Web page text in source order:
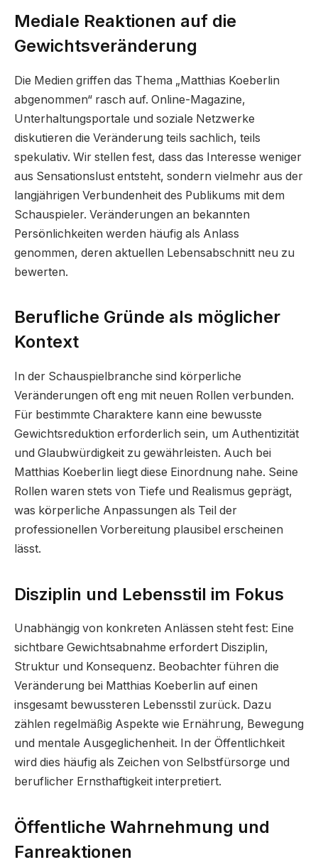
Mediale Reaktionen auf die
Gewichtsveränderung
Die Medien griffen das Thema „Matthias Koeberlin
abgenommen“ rasch auf. Online-Magazine,
Unterhaltungsportale und soziale Netzwerke
diskutieren die Veränderung teils sachlich, teils
spekulativ. Wir stellen fest, dass das Interesse weniger
aus Sensationslust entsteht, sondern vielmehr aus der
langjährigen Verbundenheit des Publikums mit dem
Schauspieler. Veränderungen an bekannten
Persönlichkeiten werden häufig als Anlass
genommen, deren aktuellen Lebensabschnitt neu zu
bewerten.
Berufliche Gründe als möglicher
Kontext
In der Schauspielbranche sind körperliche
Veränderungen oft eng mit neuen Rollen verbunden.
Für bestimmte Charaktere kann eine bewusste
Gewichtsreduktion erforderlich sein, um Authentizität
und Glaubwürdigkeit zu gewährleisten. Auch bei
Matthias Koeberlin liegt diese Einordnung nahe. Seine
Rollen waren stets von Tiefe und Realismus geprägt,
was körperliche Anpassungen als Teil der
professionellen Vorbereitung plausibel erscheinen
lässt.
Disziplin und Lebensstil im Fokus
Unabhängig von konkreten Anlässen steht fest: Eine
sichtbare Gewichtsabnahme erfordert Disziplin,
Struktur und Konsequenz. Beobachter führen die
Veränderung bei Matthias Koeberlin auf einen
insgesamt bewussteren Lebensstil zurück. Dazu
zählen regelmäßig Aspekte wie Ernährung, Bewegung
und mentale Ausgeglichenheit. In der Öffentlichkeit
wird dies häufig als Zeichen von Selbstfürsorge und
beruflicher Ernsthaftigkeit interpretiert.
Öffentliche Wahrnehmung und
Fanreaktionen